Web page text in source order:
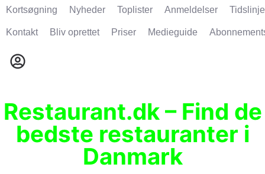
Kortsøgning Nyheder Toplister Anmeldelser Tidslinje
Kontakt Bliv oprettet Priser Medieguide
Restaurant.dk – Find de
bedste restauranter i
Danmark